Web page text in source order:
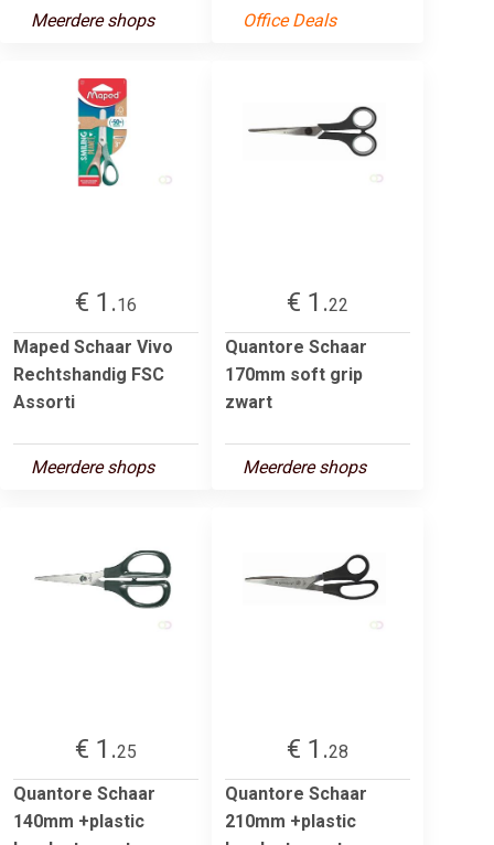
Meerdere shops Office Deals
€ 1.16
Maped Schaar Vivo
Rechtshandig FSC
Assorti
Meerdere shops
€ 1.22
Quantore Schaar
170mm soft grip
zwart
Meerdere shops
€ 1.25
Quantore Schaar
140mm +plastic
€ 1.28
Quantore Schaar
210mm +plastic